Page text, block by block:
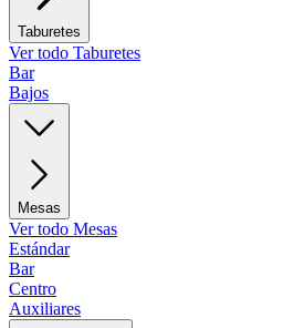
Taburetes
Ver todo Taburetes
Bar
Bajos
Mesas
Ver todo Mesas
Estándar
Bar
Centro
Auxiliares